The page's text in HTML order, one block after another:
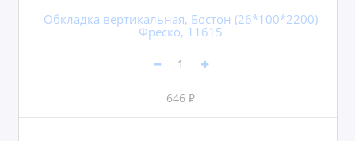
Обкладка вертикальная, Бостон (26*100*2200)
Фреско, 11615
646 ₽